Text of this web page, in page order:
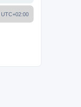
UTC+02:00